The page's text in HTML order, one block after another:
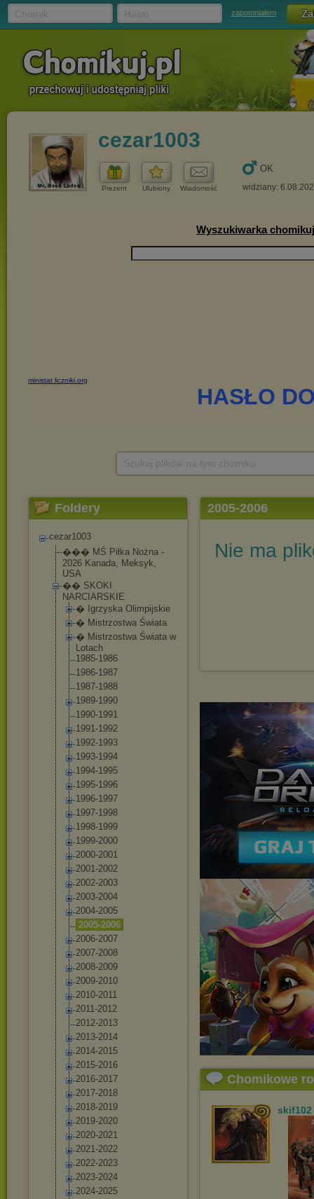
zapomniałem
cezar1003
Prezent Ulubiony Wiadomość
OK
widziany:
Foldery
cezar1003
��� MŚ Piłka Nożna -
2026 Kanada, Meksyk,
USA
�� SKOKI
NARCIARSKIE
� Igrzyska Olimpijskie
� Mistrzostwa Świata
� Mistrzostwa Świata w
Lotach
1985-1986
1986-1987
1987-1988
1989-1990
1990-1991
1991-1992
1992-1993
1993-1994
1994-1995
1995-1996
1996-1997
1997-1998
1998-1999
1999-2000
2000-2001
2001-2002
2002-2003
2003-2004
2004-2005
2005-2006
2006-2007
2007-2008
2008-2009
2009-2010
2010-2011
2011-2012
2012-2013
2013-2014
2014-2015
2015-2016
2016-2017
2017-2018
2018-2019
2019-2020
2020-2021
2021-2022
2022-2023
2023-2024
2024-2025
2005-2006
Nie ma
Chomikowe
skif102